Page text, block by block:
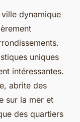
dynamique
uniques
intéressantes.
abrite des
sur la mer et
des quartiers